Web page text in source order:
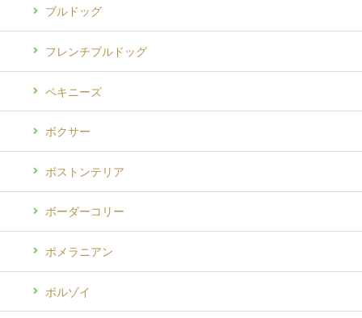
ブルドッグ
フレンチブルドッグ
ペキニーズ
ボクサー
ボストンテリア
ボーダーコリー
ポメラニアン
ボルゾイ